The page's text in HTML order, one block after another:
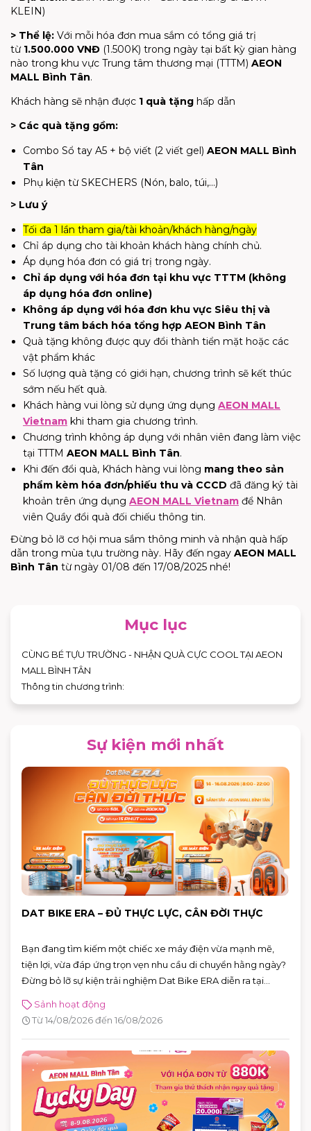
KLEIN)
> Thể lệ: Với mỗi hóa đơn mua sắm có tổng giá trị
từ 1.500.000 VNĐ (1.500K) trong ngày tại bất kỳ gian hàng
nào trong khu vực Trung tâm thương mại (TTTM) AEON
MALL Bình Tân.
Khách hàng sẽ nhận được 1 quà tặng hấp dẫn
> Các quà tặng gồm:
Combo Sổ tay A5 + bộ viết (2 viết gel) AEON MALL Bình
Tân
Phụ kiện từ SKECHERS (Nón, balo, túi,...)
> Lưu ý
Tối đa 1 lần tham gia/tài khoản/khách hàng/ngày
Chỉ áp dụng cho tài khoản khách hàng chính chủ.
Áp dụng hóa đơn có giá trị trong ngày.
Chỉ áp dụng với hóa đơn tại khu vực TTTM (không
áp dụng hóa đơn online)
Không áp dụng với hóa đơn khu vực Siêu thị và
Trung tâm bách hóa tổng hợp AEON Bình Tân
Quà tặng không được quy đổi thành tiển mặt hoặc các
vật phẩm khác
Số lượng quà tặng có giới hạn, chương trình sẽ kết thúc
sớm nếu hết quà.
Khách hàng vui lòng sử dụng ứng dụng AEON MALL
Vietnam khi tham gia chương trình.
Chương trình không áp dụng với nhân viên đang làm việc
tại TTTM AEON MALL Bình Tân.
Khi đến đổi quà, Khách hàng vui lòng mang theo sản
phẩm kèm hóa đơn/phiếu thu và CCCD đã đăng ký tài
khoản trên ứng dụng AEON MALL Vietnam để Nhân
viên Quầy đổi quà đối chiếu thông tin.
Đừng bỏ lỡ cơ hội mua sắm thông minh và nhận quà hấp
dẫn trong mùa tựu trường này. Hãy đến ngay AEON MALL
Bình Tân từ ngày 01/08 đến 17/08/2025 nhé!
Mục lục
CÙNG BÉ TỰU TRƯỜNG - NHẬN QUÀ CỰC COOL TẠI AEON
MALL BÌNH TÂN
Thông tin chương trình:
Sự kiện mới nhất
DAT BIKE ERA – ĐỦ THỰC LỰC, CÂN ĐỜI THỰC
Bạn đang tìm kiếm một chiếc xe máy điện vừa mạnh mẽ,
tiện lợi, vừa đáp ứng trọn vẹn nhu cầu di chuyển hằng ngày?
Đừng bỏ lỡ sự kiện trải nghiệm Dat Bike ERA diễn ra tại
tiếp khám phá những mẫu xe điện thế hệ mới, đăng ký lái
thử và nhận nhiều phần quà hấp dẫn.
Sảnh hoạt động
Từ 14/08/2026 đến 16/08/2026